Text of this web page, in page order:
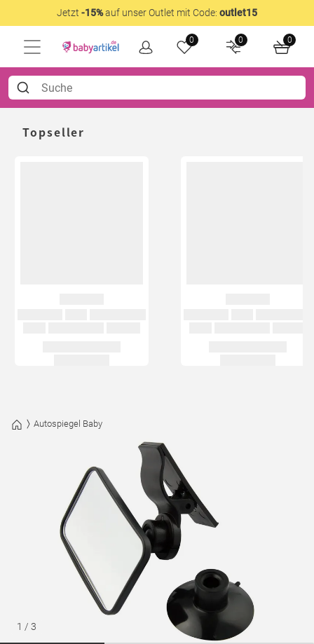
Jetzt -15%auf unser Outlet mit Code: outlet15
0 0 0
Topseller
Autospiegel Baby
1 / 3